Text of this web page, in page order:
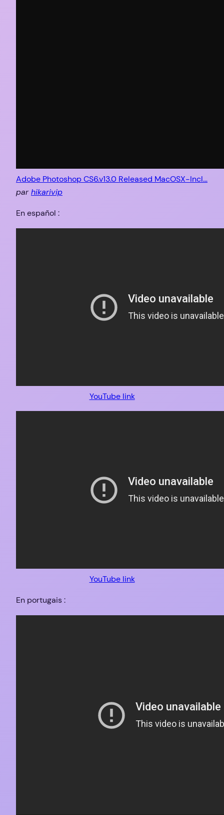
Adobe Photoshop CS6.v13.0 Released MacOSX-Incl…
parhikarivip
En español :
YouTube link
YouTube link
En portugais :